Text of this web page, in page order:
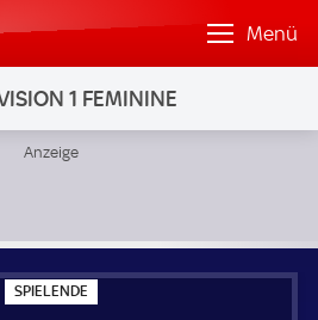
Menü
1 FEMININE
SPIELENDE
P